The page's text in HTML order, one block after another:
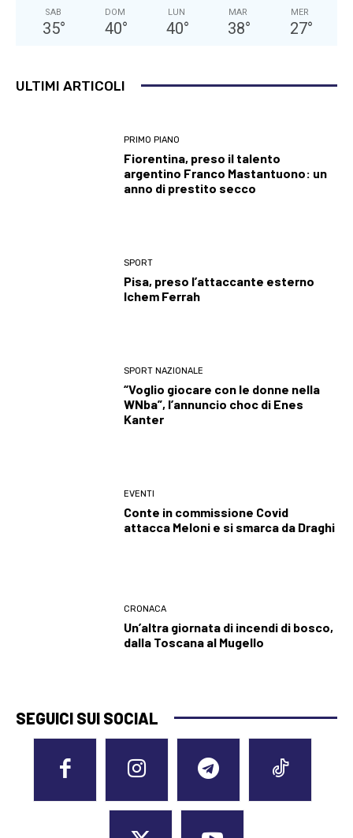
SAB
35°
DOM
40°
LUN
40°
MAR
38°
MER
27°
ULTIMI ARTICOLI
PRIMO PIANO
Fiorentina, preso il talento
argentino Franco Mastantuono: un
anno di prestito secco
SPORT
Pisa, preso l’attaccante esterno
Ichem Ferrah
SPORT NAZIONALE
“Voglio giocare con le donne nella
WNba”, l’annuncio choc di Enes
Kanter
EVENTI
Conte in commissione Covid
attacca Meloni e si smarca da Draghi
CRONACA
Un’altra giornata di incendi di bosco,
dalla Toscana al Mugello
SEGUICI SUI SOCIAL